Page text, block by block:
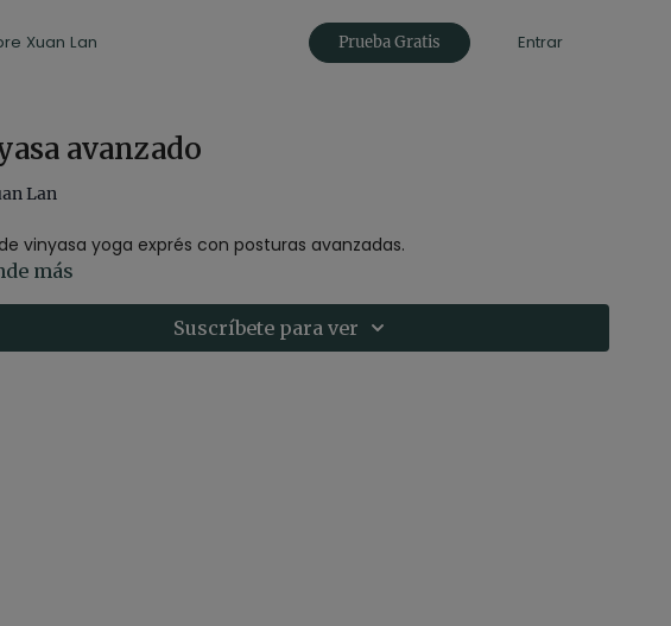
Xuan Lan Prueba Gratis Entrar
avanzado
Lan
vinyasa yoga exprés con posturas avanzadas.
más
Suscríbete para ver